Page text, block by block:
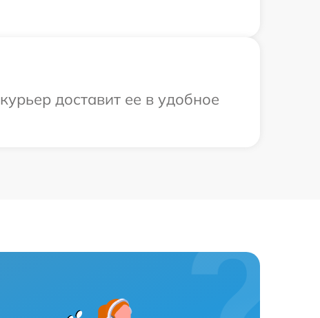
доставит ее в удобное